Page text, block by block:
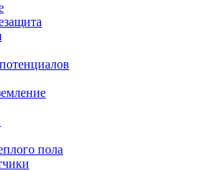
пола